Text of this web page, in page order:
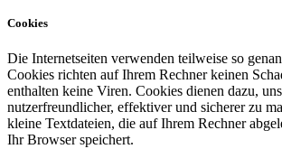
Cookies
Die Internetseiten verwenden teilweise so
Cookies richten auf Ihrem Rechner keinen
enthalten keine Viren. Cookies dienen dazu,
nutzerfreundlicher, effektiver und sicherer zu
kleine Textdateien, die auf Ihrem Rechner
Ihr Browser speichert.